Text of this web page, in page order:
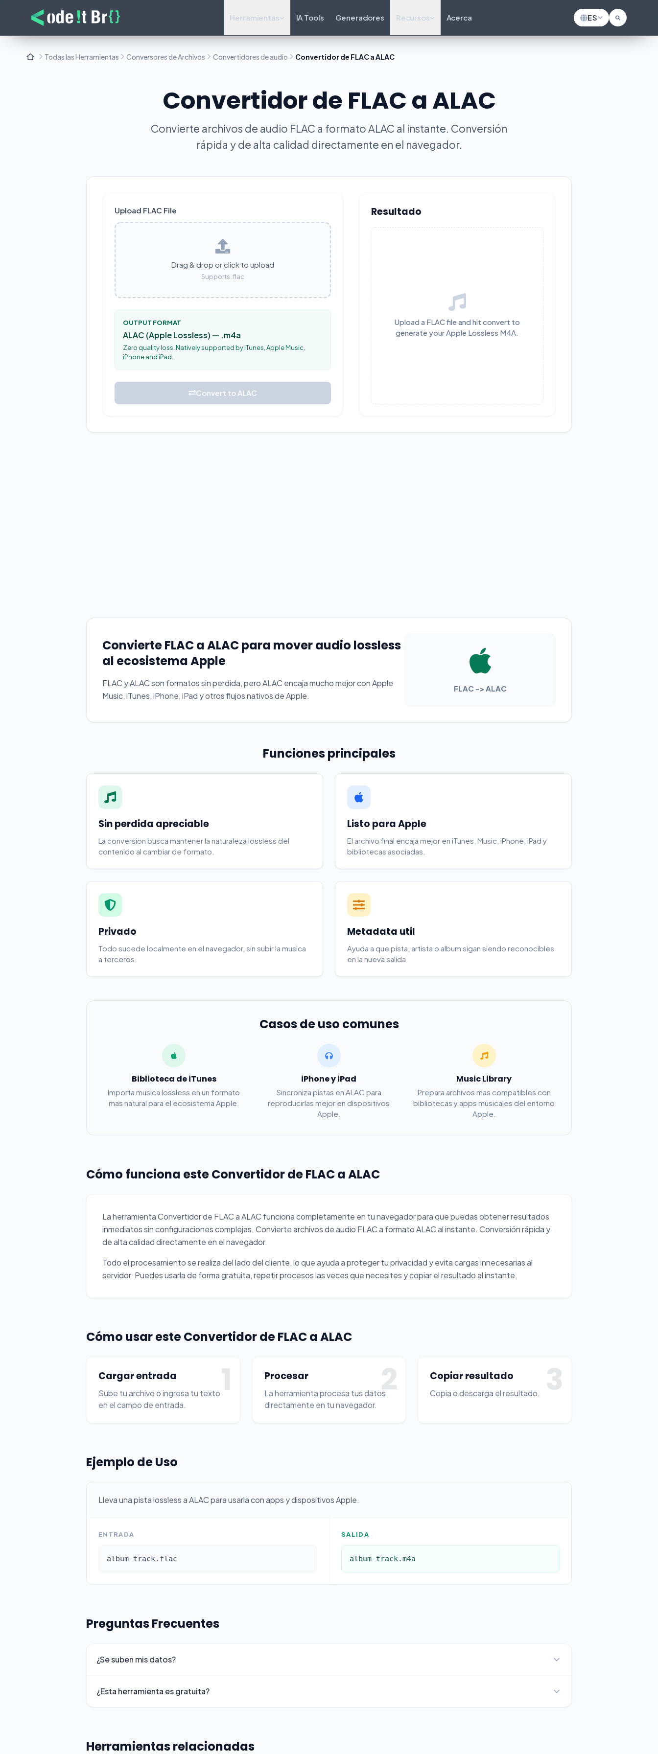
Herramientas IA Tools Generadores Recursos Acerca ES
Todas las Herramientas Conversores de Archivos Convertidores de audio Convertidor de FLAC a ALAC
Convertidor de FLAC a ALAC
Convierte archivos de audio FLAC a formato ALAC al instante. Conversión
rápida y de alta calidad directamente en el navegador.
Upload FLAC File
Drag & drop or click to upload
Supports .flac
OUTPUT FORMAT
ALAC (Apple Lossless) — .m4a
Zero quality loss. Natively supported by iTunes, Apple Music,
iPhone and iPad.
Convert to ALAC
Resultado
Upload a FLAC file and hit convert to
generate your Apple Lossless M4A.
Convierte FLAC a ALAC para mover audio lossless
al ecosistema Apple
FLAC y ALAC son formatos sin perdida, pero ALAC encaja mucho mejor con Apple
Music, iTunes, iPhone, iPad y otros flujos nativos de Apple.
FLAC -> ALAC
Funciones principales
Sin perdida apreciable
La conversion busca mantener la naturaleza lossless del
contenido al cambiar de formato.
Listo para Apple
El archivo final encaja mejor en iTunes, Music, iPhone, iPad y
bibliotecas asociadas.
Privado
Todo sucede localmente en el navegador, sin subir la musica
a terceros.
Metadata util
Ayuda a que pista, artista o album sigan siendo reconocibles
en la nueva salida.
Casos de uso comunes
Biblioteca de iTunes
Importa musica lossless en un formato
mas natural para el ecosistema Apple.
iPhone y iPad
Sincroniza pistas en ALAC para
reproducirlas mejor en dispositivos
Apple.
Music Library
Prepara archivos mas compatibles con
bibliotecas y apps musicales del entorno
Apple.
Cómo funciona este Convertidor de FLAC a ALAC
La herramienta Convertidor de FLAC a ALAC funciona completamente en tu navegador para que puedas obtener resultados
inmediatos sin configuraciones complejas. Convierte archivos de audio FLAC a formato ALAC al instante. Conversión rápida y
de alta calidad directamente en el navegador.
Todo el procesamiento se realiza del lado del cliente, lo que ayuda a proteger tu privacidad y evita cargas innecesarias al
servidor. Puedes usarla de forma gratuita, repetir procesos las veces que necesites y copiar el resultado al instante.
Cómo usar este Convertidor de FLAC a ALAC
1
Cargar entrada
Sube tu archivo o ingresa tu texto
en el campo de entrada.
2
Procesar
La herramienta procesa tus datos
directamente en tu navegador.
3
Copiar resultado
Copia o descarga el resultado.
Ejemplo de Uso
Lleva una pista lossless a ALAC para usarla con apps y dispositivos Apple.
ENTRADA
album-track.flac
SALIDA
album-track.m4a
Preguntas Frecuentes
¿Se suben mis datos?
¿Esta herramienta es gratuita?
Herramientas relacionadas